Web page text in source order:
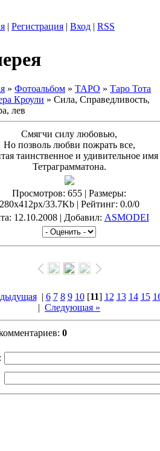
| Регистрация | Вход | RSS
» Фотоальбом » ТАРО » Таро Тота
Кроули » Сила, Справедливость,
лев
Смягчи силу любовью,
Но позволь любви пожрать все,
таинственное и удивительное имя
Тетраграмматона.
Просмотров: 655 | Размеры:
280x412px/33.7Kb | Рейтинг: 0.0/0
: 12.10.2008 | Добавил: ASMODEI
| 6 7 8 9 10[11] 12 13 14 15
| Следующая »
: 0